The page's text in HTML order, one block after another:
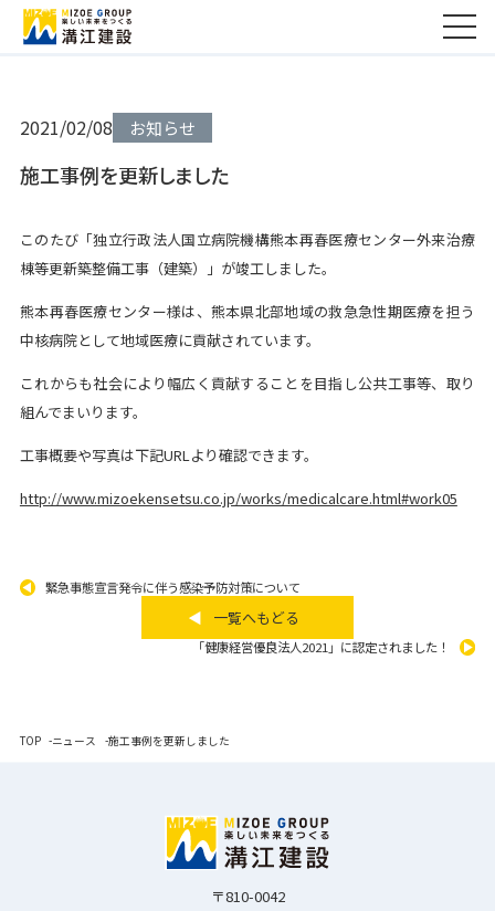
2021/02/08 お知らせ
施工事例を更新しました
このたび「独立行政法人国立病院機構熊本再春医療センター外来治療
棟等更新築整備工事（建築）」が竣工しました。
熊本再春医療センター様は、熊本県北部地域の救急急性期医療を担う
中核病院として地域医療に貢献されています。
これからも社会により幅広く貢献することを目指し公共工事等、取り
組んでまいります。
工事概要や写真は下記URLより確認できます。
http://www.mizoekensetsu.co.jp/works/medicalcare.html#work05
緊急事態宣言発令に伴う感染予防対策について
一覧へもどる
「健康経営優良法人2021」に認定されました！
TOP ニュース 施工事例を更新しました
〒810-0042